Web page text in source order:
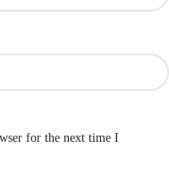
for the next time I